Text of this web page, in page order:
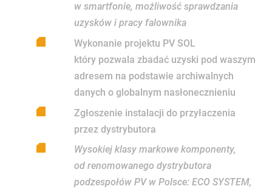
w smartfonie, możliwość sprawdzania
uzysków i pracy falownika
Wykonanie projektu PV SOL
który pozwala zbadać uzyski pod waszym
adresem na podstawie archiwalnych
danych o globalnym nasłonecznieniu
Zgłoszenie instalacji do przyłaczenia
przez dystrybutora
Wysokiej klasy markowe komponenty,
od renomowanego dystrybutora
podzespołów PV w Polsce: ECO SYSTEM,